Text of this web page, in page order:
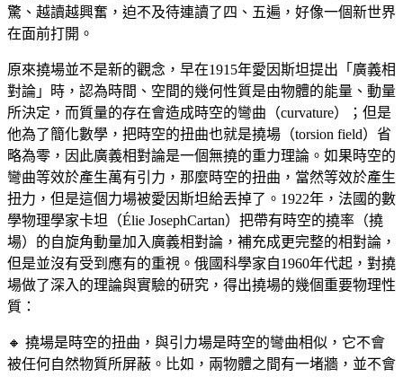
驚、越讀越興奮，迫不及待連讀了四、五遍，好像一個新世界
在面前打開。
原來撓場並不是新的觀念，早在1915年愛因斯坦提出「廣義相
對論」時，認為時間、空間的幾何性質是由物體的能量、動量
所決定，而質量的存在會造成時空的彎曲（curvature）；但是
他為了簡化數學，把時空的扭曲也就是撓場（torsion field）省
略為零，因此廣義相對論是一個無撓的重力理論。如果時空的
彎曲等效於產生萬有引力，那麼時空的扭曲，當然等效於產生
扭力，但是這個力場被愛因斯坦給丟掉了。1922年，法國的數
學物理學家卡坦（Élie JosephCartan）把帶有時空的撓率（撓
場）的自旋角動量加入廣義相對論，補充成更完整的相對論，
但是並沒有受到應有的重視。俄國科學家自1960年代起，對撓
場做了深入的理論與實驗的研究，得出撓場的幾個重要物理性
質：
🔸 撓場是時空的扭曲，與引力場是時空的彎曲相似，它不會
被任何自然物質所屏蔽。比如，兩物體之間有一堵牆，並不會